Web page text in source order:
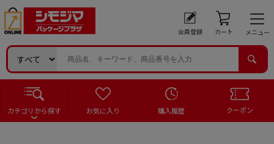
会員登録 カート メニュー
カテゴリから探す お気に入り 購入履歴 クーポン